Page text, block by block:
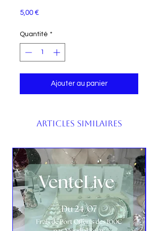
5,00 €Prix
Quantité *
Ajouter au panier
Articles similaires